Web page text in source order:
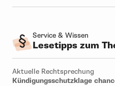
Service & Wissen
Lesetipps zum
Aktuelle Rechtsprechung
Kündigungsschutzklage